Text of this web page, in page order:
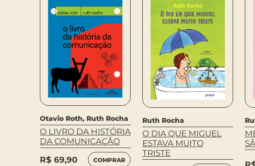
Otavio Roth, Ruth Rocha
O LIVRO DA HISTÓRIA
DA COMUNICAÇÃO
R$ 69,90 COMPRAR
Ruth Rocha
O DIA QUE MIGUEL
ESTAVA MUITO
TRISTE